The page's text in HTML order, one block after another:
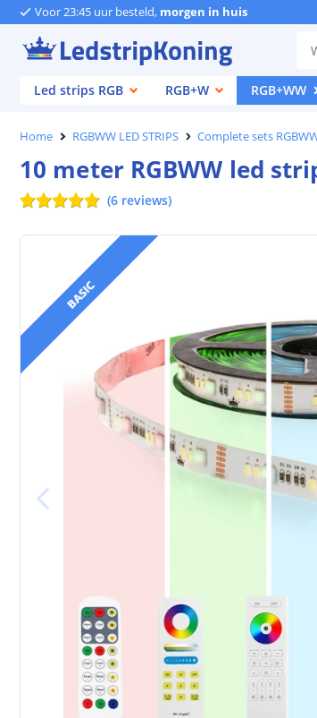
Voor 23:45 uur besteld, morgen in huis
Led strips RGB
RGB+W RGB+WW
Home RGBWW LED STRIPS Complete sets
10 meter RGBWW led
(6 reviews)
BASIC